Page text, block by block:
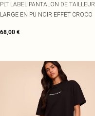
PLT LABEL PANTALON DE TAILLEUR
LARGE EN PU NOIR EFFET CROCO
68,00 €